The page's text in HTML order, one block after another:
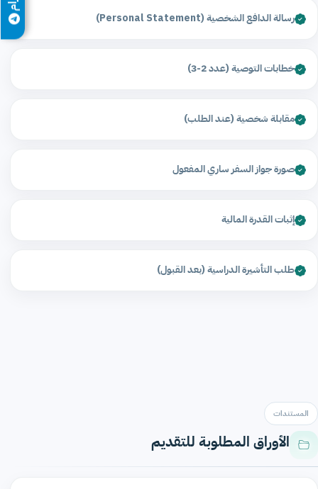
رسالة الدافع الشخصية (Personal Statement)
خطابات التوصية (عدد 2-3)
مقابلة شخصية (عند الطلب)
صورة جواز السفر ساري المفعول
إثبات القدرة المالية
طلب التأشيرة الدراسية (بعد القبول)
المستندات
الأوراق المطلوبة للتقديم